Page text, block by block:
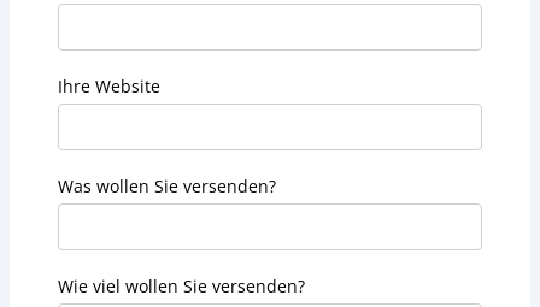
Ihre Website
Was wollen Sie versenden?
Wie viel wollen Sie versenden?